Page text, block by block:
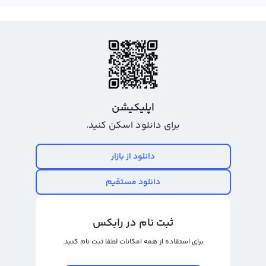
نوپایین‌تری با علامت AXL و نام انگلیسی AXL INU است که در حال حاضر جای خود را
معاملات AXL و رشد سریع آن، این رمز ارز بهترین گزینه برای معامله‌گران حرفه‌ای و در
چشم ارز دارایی بلند مدت قرار دارد.
برای خرید و فروش AXL INU می‌توانید از صرافی ارز دیجیتال رالبکس استفاده کنید.
شبکه سفارش‌ها در صرافی دسترسی داشته باشند. شبکه نوت، این اجازه را به شما
می‌دهد که با قیمت ثابت AXL خود را به سایر ارزهای دیجیتال تبدیل کنید و در شبکه
اپلیکیشن
برای دانلود اسکن کنید.
دانلود از بازار
دانلود مستقیم
ثبت نام در رابکس
برای استفاده از همه امکانات لطفا ثبت نام کنید.